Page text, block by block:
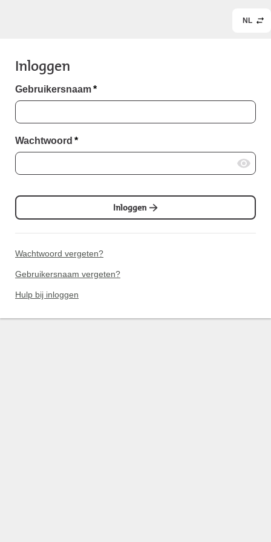
NL
Inloggen
Gebruikersnaam*
Wachtwoord *
Inloggen
Wachtwoord vergeten?
Gebruikersnaam vergeten?
Hulp bij inloggen